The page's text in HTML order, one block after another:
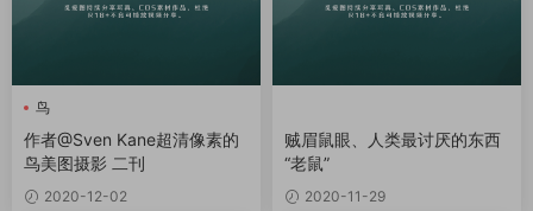
鸟
作者@Sven Kane超清像素的
鸟美图摄影 二刊
2020-12-02
贼眉鼠眼、人类最讨厌的东西
“老鼠”
2020-11-29